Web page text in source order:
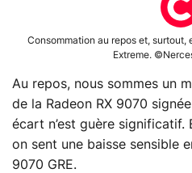
Consommation au repos et, surtout,
Extreme.
Au repos, nous sommes un
de la Radeon RX 9070
écart n’est guère significatif.
on sent une baisse sensible
9070 GRE.